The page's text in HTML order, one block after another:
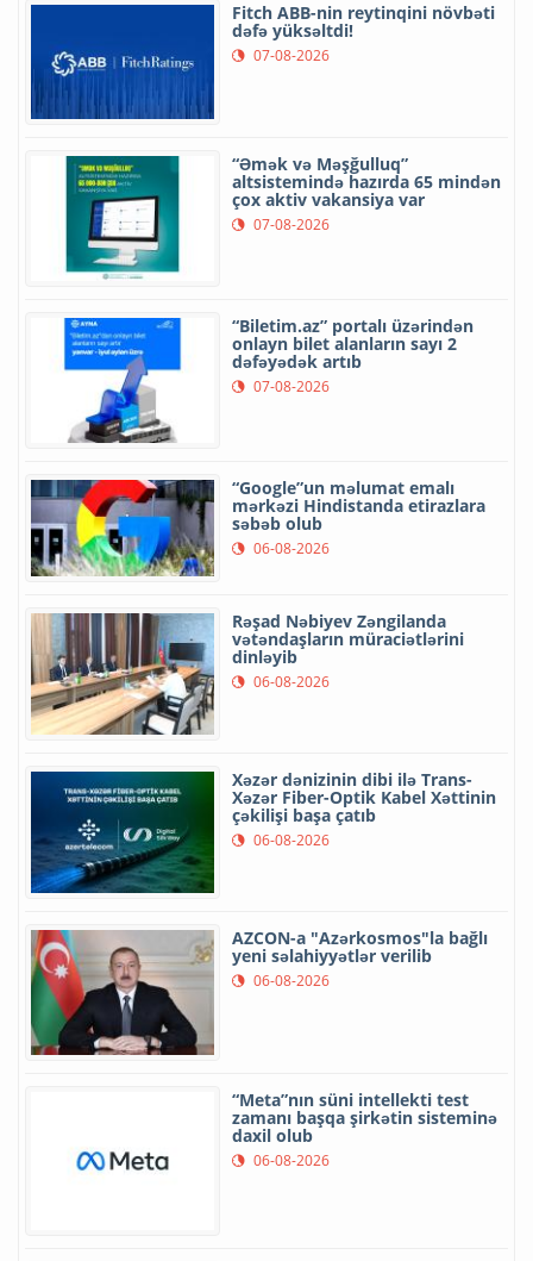
Fitch ABB-nin reytinqini növbəti
dəfə yüksəltdi!
07-08-2026
“Əmək və Məşğulluq”
altsistemində hazırda 65 mindən
çox aktiv vakansiya var
07-08-2026
“Biletim.az” portalı üzərindən
onlayn bilet alanların sayı 2
dəfəyədək artıb
07-08-2026
“Google”un məlumat emalı
mərkəzi Hindistanda etirazlara
səbəb olub
06-08-2026
Rəşad Nəbiyev Zəngilanda
vətəndaşların müraciətlərini
dinləyib
06-08-2026
Xəzər dənizinin dibi ilə Trans-
Xəzər Fiber-Optik Kabel Xəttinin
çəkilişi başa çatıb
06-08-2026
AZCON-a "Azərkosmos"la bağlı
yeni səlahiyyətlər verilib
06-08-2026
“Meta”nın süni intellekti test
zamanı başqa şirkətin sisteminə
daxil olub
06-08-2026